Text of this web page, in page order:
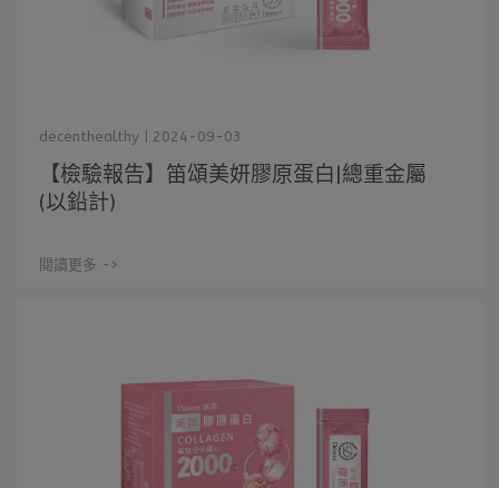
【檢驗報告】笛頌美妍膠原蛋白|總重金屬
(以鉛計)
decenthealthy | 2024-09-03
閱讀更多 ->